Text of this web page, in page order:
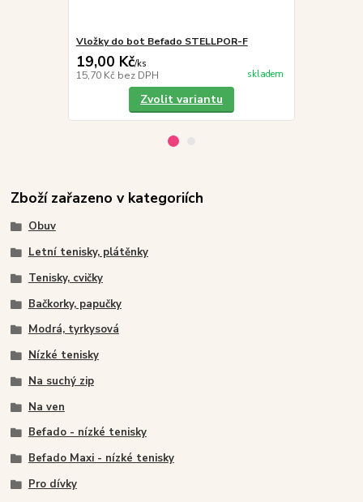
Vložky do bot Befado STELLPOR-F
19,00 Kč/ks
15,70 Kč bez DPH skladem
Zvolit variantu
Zboží zařazeno v kategoriích
Obuv
Letní tenisky, plátěnky
Tenisky, cvičky
Bačkorky, papučky
Modrá, tyrkysová
Nízké tenisky
Na suchý zip
Na ven
Befado - nízké tenisky
Befado Maxi - nízké tenisky
Pro dívky